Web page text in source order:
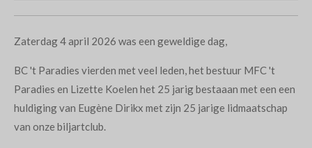
Zaterdag 4 april 2026 was een geweldige dag,
BC 't Paradies vierden met veel leden, het bestuur MFC 't
Paradies en Lizette Koelen het 25 jarig bestaaan met een een
huldiging van Eugène Dirikx met zijn 25 jarige lidmaatschap
van onze biljartclub.